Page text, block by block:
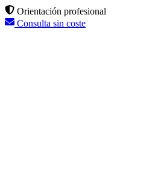
Orientación profesional
Consulta sin coste